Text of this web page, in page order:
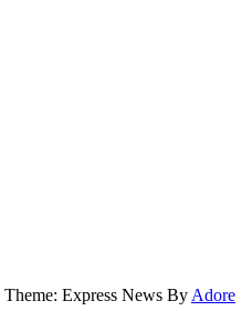
Theme: Express News By Adore